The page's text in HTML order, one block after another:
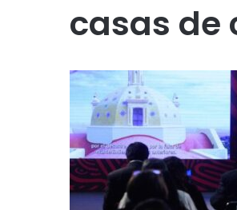
casas de